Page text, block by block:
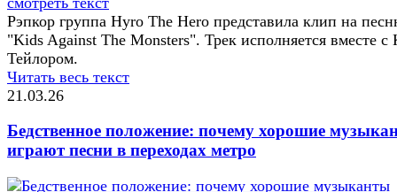
Рэпкор группа Hyro The Hero представила клип на
"Kids Against The Monsters". Трек исполняется вместе с
Тейлором.
Читать весь текст
21.03.26
Бедственное положение: почему хорошие
играют песни в переходах метро